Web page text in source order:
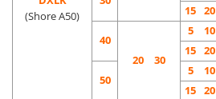
(Shore A50)
15 20
40
20 30
5 10
15 20
50
5 10
15 20